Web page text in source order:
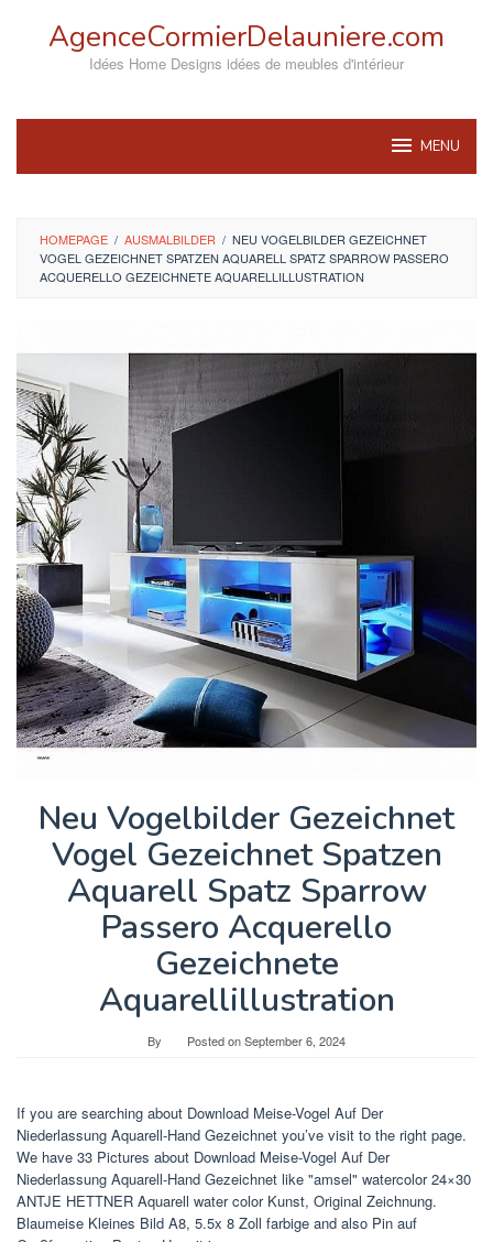
AgenceCormierDelauniere.com
Idées Home Designs idées de meubles d'intérieur
MENU
HOMEPAGE / AUSMALBILDER / NEU VOGELBILDER GEZEICHNET
VOGEL GEZEICHNET SPATZEN AQUARELL SPATZ SPARROW PASSERO
ACQUERELLO GEZEICHNETE AQUARELLILLUSTRATION
Neu Vogelbilder Gezeichnet
Vogel Gezeichnet Spatzen
Aquarell Spatz Sparrow
Passero Acquerello
Gezeichnete
Aquarellillustration
By Posted onSeptember 6, 2024
If you are searching about Download Meise-Vogel Auf Der
Niederlassung Aquarell-Hand Gezeichnet you’ve visit to the right page.
We have 33 Pictures about Download Meise-Vogel Auf Der
Niederlassung Aquarell-Hand Gezeichnet like "amsel" watercolor 24×30
ANTJE HETTNER Aquarell water color Kunst, Original Zeichnung.
Blaumeise Kleines Bild A8, 5.5x 8 Zoll farbige and also Pin auf